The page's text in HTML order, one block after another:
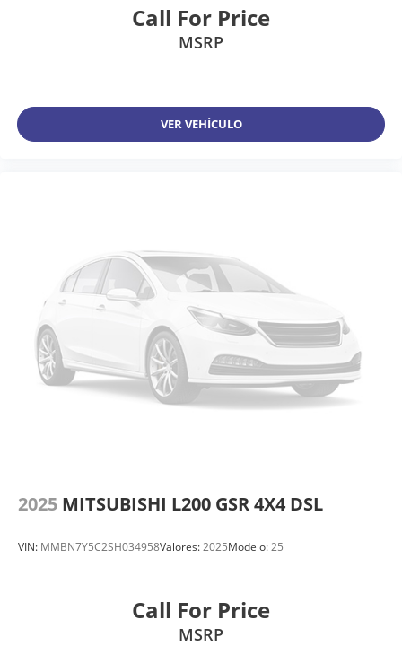
Call For Price
MSRP
VER VEHÍCULO
2025 MITSUBISHI L200 GSR 4X4 DSL
VIN: MMBN7Y5C2SH034958Valores:2025Modelo:25
Call For Price
MSRP